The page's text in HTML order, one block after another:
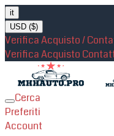
it
USD ($)
Verifica Acquisto /
Verifica Acquisto
Toggle
navigation
Cerca
Preferiti
Account